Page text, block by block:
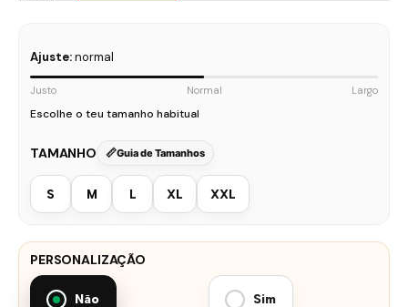
Ajuste:normal
Justo Normal Largo
Escolhe o teu tamanho habitual
TAMANHO Guia de Tamanhos
S M L XL XXL
PERSONALIZAÇÃO
Não Sim